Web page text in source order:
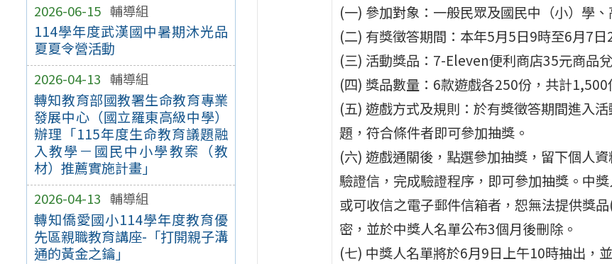
2026-06-15 輔導組
114學年度武漢國中暑期沐光品
夏夏令營活動
2026-04-13 輔導組
轉知教育部國教署生命教育專業
發展中心（國立羅東高級中學）
辦理「115年度生命教育議題融
入教學－國民中小學教案（教
材）推薦實施計畫」
2026-04-13 輔導組
轉知僑愛國小114學年度教育優
先區親職教育講座-「打開親子溝
通的黃金之鑰」
(一) 參加對象：一般民眾及國民中（小）學
(二) 有獎徵答期間：本年5月5日9時至6月7日
(三) 活動獎品：7-Eleven便利商店35元商品
(四) 獎品數量：6款遊戲各250份，共計1,500
(五) 遊戲方式及規則：於有獎徵答期間進入
題，符合條件者即可參加抽獎。
(六) 遊戲通關後，點選參加抽獎，留下個人
驗證信，完成驗證程序，即可參加抽獎。中
或可收信之電子郵件信箱者，恕無法提供獎
密，並於中獎人名單公布3個月後刪除。
(七) 中獎人名單將於6月9日上午10時抽出，